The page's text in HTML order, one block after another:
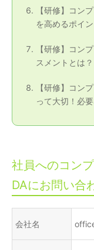
【研修】コン
を高めるポイン
【研修】コン
スメントとは？
【研修】コン
って大切！必
社員へのコン
DAにお問い合
会社名